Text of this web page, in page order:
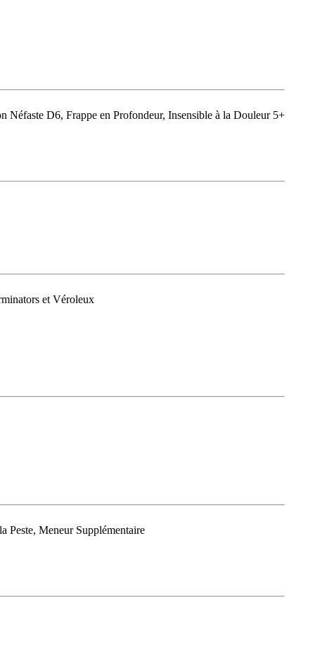
Néfaste D6, Frappe en Profondeur, Insensible à la Douleur 5+
et Véroleux
Peste, Meneur Supplémentaire